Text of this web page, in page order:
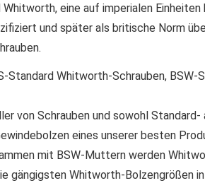
eine auf imperialen Einheiten
und später als britische Norm
von Schrauben und sowohl
eines unserer besten
mit BSW-Muttern werden
gängigsten Whitworth-Bolzengrößen